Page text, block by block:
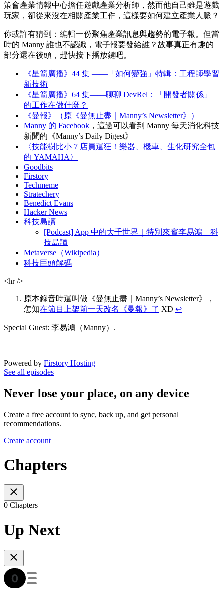
策會產業情報中心擔任遊戲產業分析師，然而他自己雖是遊戲
玩家，卻從來沒在相關產業工作，這樣要如何建立產業人脈？
你或許有猜到：編輯一份聚焦產業訊息與趨勢的電子報。但當
時的 Manny 誰也不認識，電子報要發給誰？故事真正有趣的
部分還在後頭，趕快按下播放鍵吧。
《星箭廣播》44 集 ——「如何變強」特輯：工程師學習
新技術
《星箭廣播》64 集——聊聊 DevRel：「開發者關係」
的工作在做什麼？
《曼報》（原《曼無止盡｜Manny’s Newsletter》）
Manny 的 Facebook ，這邊可以看到 Manny 每天消化科技
新聞的《Manny’s Daily Digest》
〈技能樹比小 7 店員還狂！樂器、機車、生化研究全包
的 YAMAHA〉
Goodbits
Firstory
Techmeme
Stratechery
Benedict Evans
Hacker News
科技島讀
[Podcast] App 中的大千世界｜特別來賓李易鴻 – 科
技島讀
Metaverse（Wikipedia）
科技巨頭解碼
<hr />
原本錄音時還叫做《曼無止盡｜Manny’s Newsletter》，
怎知在節目上架前一天改名《曼報》了 XD ↩︎
Special Guest: 李易鴻（Manny）.
Powered by Firstory Hosting
See all episodes
Never lose your place, on any device
Create a free account to sync, back up, and get personal
recommendations.
Create account
Chapters
0 Chapters
Up Next